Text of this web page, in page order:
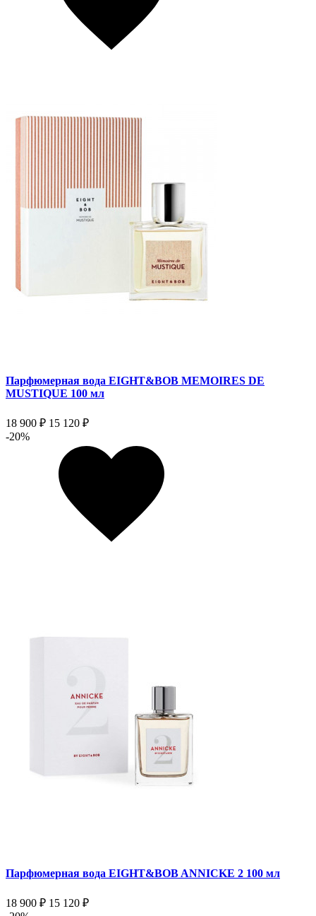
Парфюмерная вода EIGHT&BOB MEMOIRES DE
MUSTIQUE 100 мл
18 900 ₽ 15 120 ₽
-20%
Парфюмерная вода EIGHT&BOB ANNICKE 2 100 мл
18 900 ₽ 15 120 ₽